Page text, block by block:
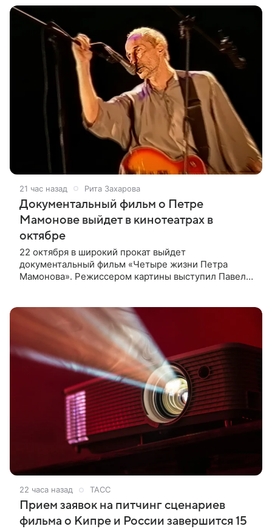
21 час назад Рита Захарова
Документальный фильм о Петре
Мамонове выйдет в кинотеатрах в
октябре
22 октября в широкий прокат выйдет
документальный фильм «Четыре жизни Петра
Мамонова». Режиссером картины выступил Павел
22 часа назад ТАСС
Прием заявок на питчинг сценариев
фильма о Кипре и России завершится 15